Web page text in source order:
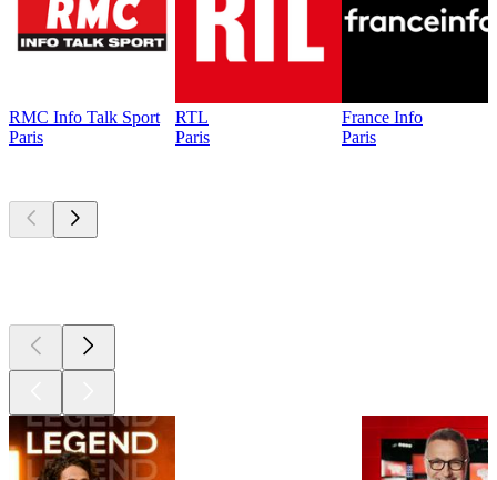
RMC Info Talk Sport
Paris
RTL
Paris
France Info
Paris